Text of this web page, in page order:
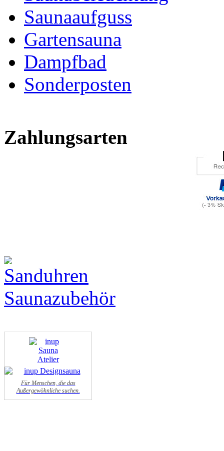
Saunaaufguss
Gartensauna
Dampfbad
Sonderposten
Zahlungsarten
Für Menschen, die das
Außergewöhnliche suchen.